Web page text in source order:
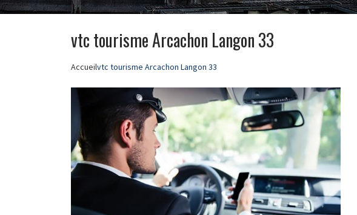
vtc tourisme Arcachon Langon 33
Accueilvtc tourisme Arcachon Langon 33